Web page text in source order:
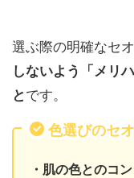
選ぶ際の明確なセオ
しないよう「メリ
と です。
色選びのセ
・肌の色とのコ